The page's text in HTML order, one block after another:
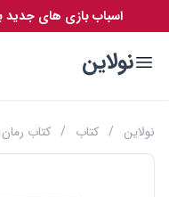
اسباب بازی های جدید
نولاین
نولاین / کتاب / کتاب